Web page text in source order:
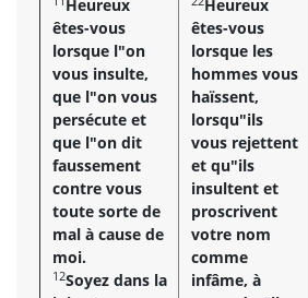
Heureux
êtes-vous
lorsque l"on
vous insulte,
que l"on vous
persécute et
que l"on dit
faussement
contre vous
toute sorte de
mal à cause de
moi.
12Soyez dans la
Heureux
êtes-vous
lorsque les
hommes vous
haïssent,
lorsqu"ils
vous rejettent
et qu"ils
insultent et
proscrivent
votre nom
comme
infâme, à